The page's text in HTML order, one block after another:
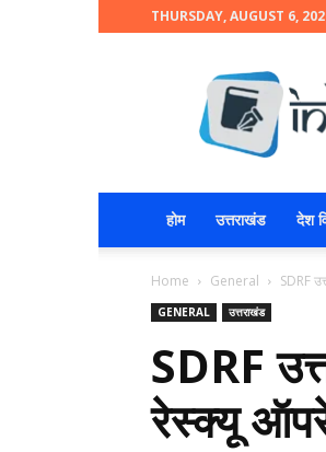
THURSDAY, AUGUST 6,
होम उत्तराखंड देश
Home General SDRF
GENERAL उत्तराखंड
SDRF
रेस्क्यू